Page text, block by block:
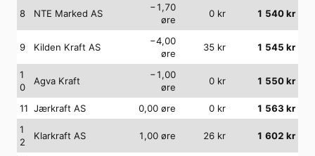
8 NTE Marked AS
−1,70
øre
0 kr 1 540kr
9 Kilden Kraft AS
−4,00
øre
35 kr 1 545 kr
1
0
Agva Kraft
−1,00
øre
0 kr 1 550kr
11 Jærkraft AS 0,00 øre 0 kr 1 563 kr
1
2
Klarkraft AS 1,00 øre 26 kr 1 602 kr